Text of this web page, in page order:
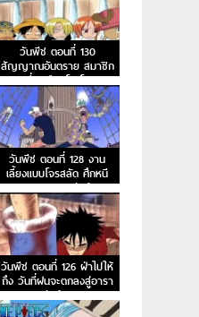
วันพีช ตอนที่ 130
สัญญาณอันตราย สมาชิก
คนที่ 7 คือนิโค โรบิน
วันพีช ตอนที่ 128 งาน
เลี้ยงแบบโจรสลัด ศึกหนี
ออกจากอาราบัสต้า!
วันพีช ตอนที่ 126 ฝ่าไปให้
ถึง วันที่ฝนจะตกลงสู่อารา
บัสต้า!